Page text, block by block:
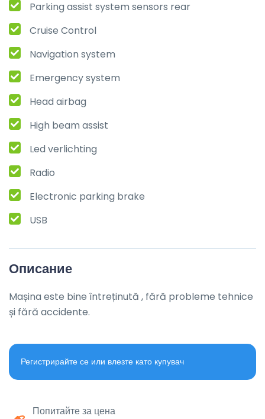
Parking assist system sensors rear
Cruise Control
Navigation system
Emergency system
Head airbag
High beam assist
Led verlichting
Radio
Electronic parking brake
USB
Описание
Mașina este bine întreținută , fără probleme tehnice
și fără accidente.
Регистрирайте се или влезте като купувач
Попитайте за цена